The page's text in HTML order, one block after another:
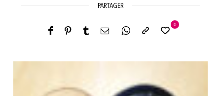
PARTAGER
0